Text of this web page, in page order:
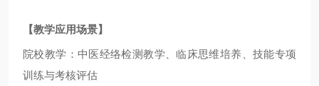
【教学应用场景】
院校教学： 中医经络检测教学、临床思维培养、技能专项
训练与考核评估